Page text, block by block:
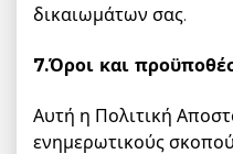
δικαιωμάτων σας.
7.Όροι και
Αυτή η Πολιτική
ενημερωτικούς